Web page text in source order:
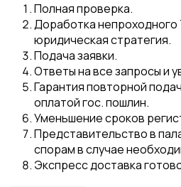
Полная проверка.
Доработка непроходного
юридическая стратегия.
Подача заявки.
Ответы на все запросы и
Гарантия повторной
оплатой гос. пошлин.
Уменьшение сроков
Представительство в
спорам в случае
Экспресс доставка